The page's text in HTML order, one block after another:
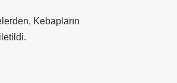
Kebapların